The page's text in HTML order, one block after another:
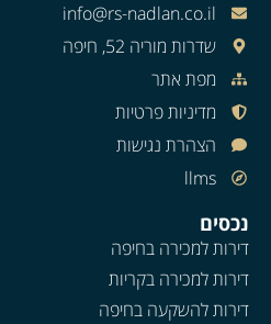
info@rs-nadlan.co.il
שדרות מוריה 52, חיפה
מפת אתר
מדיניות פרטיות
הצהרת נגישות
llms
נכסים
דירות למכירה בחיפה
דירות למכירה בקריות
דירות להשקעה בחיפה